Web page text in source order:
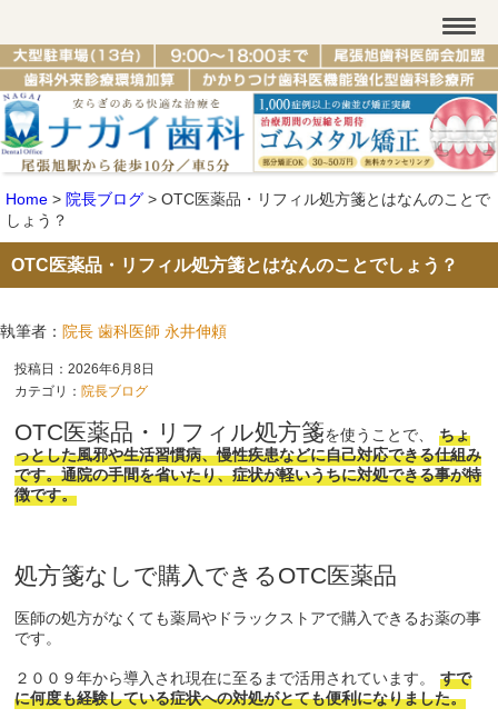
Home > 院長ブログ > OTC医薬品・リフィル処方箋とはなんのことで
しょう？
OTC医薬品・リフィル処方箋とはなんのことでしょう？
執筆者： 院長 歯科医師 永井伸頼
投稿日：2026年6月8日
カテゴリ： 院長ブログ
OTC医薬品・リフィル処方箋を使うことで、
ちょ
っとした風邪や生活習慣病、慢性疾患などに自己対応できる仕組み
です。通院の手間を省いたり、症状が軽いうちに対処できる事が特
徴です。
処方箋なしで購入できるOTC医薬品
医師の処方がなくても薬局やドラックストアで購入できるお薬の事
です。
２００９年から導入され現在に至るまで活用されています。
すで
に何度も経験している症状への対処がとても便利になりました。